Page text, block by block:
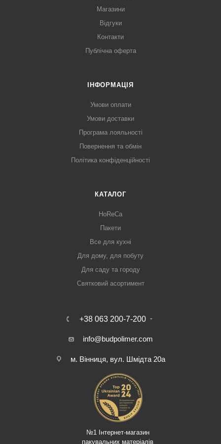
Магазини
Відгуки
Контакти
Публічна оферта
ІНФОРМАЦІЯ
Умови оплати
Умови доставки
Програма лояльності
Повернення та обмін
Політика конфіденційності
КАТАЛОГ
HoReCa
Пакети
Все для кухні
Для дому, для побуту
Для саду та городу
Святковий асортимент
+38 063 200-7-200
info@budpolimer.com
м. Вінниця, вул. Шмідта 20а
№1 Інтернет-магазин
пакувальних матеріалів